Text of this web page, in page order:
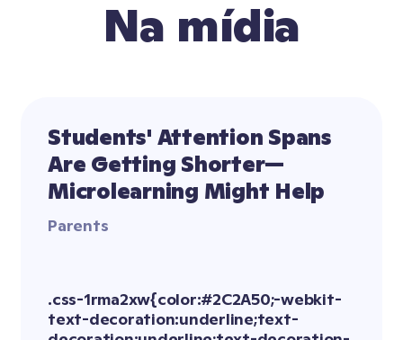
Na mídia
Students' Attention Spans
Are Getting Shorter—
Microlearning Might Help
Parents